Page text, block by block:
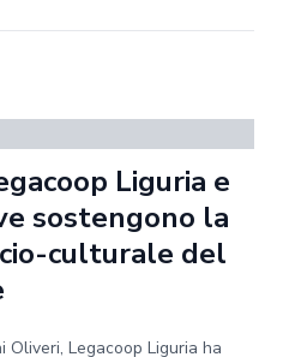
Liguria e
sostengono la
culturale del
Oliveri, Legacoop Liguria ha